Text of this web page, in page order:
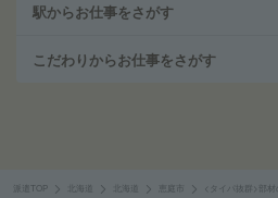
駅からお仕事をさがす
こだわりからお仕事をさがす
派遣TOP 北海道 北海道 恵庭市
<タイパ抜群>部材